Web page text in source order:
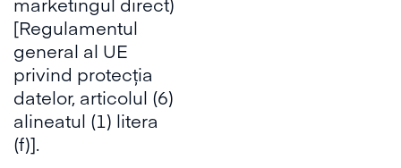
[Regulamentul
general al UE
privind protecția
datelor, articolul (6)
alineatul (1) litera
(f)].